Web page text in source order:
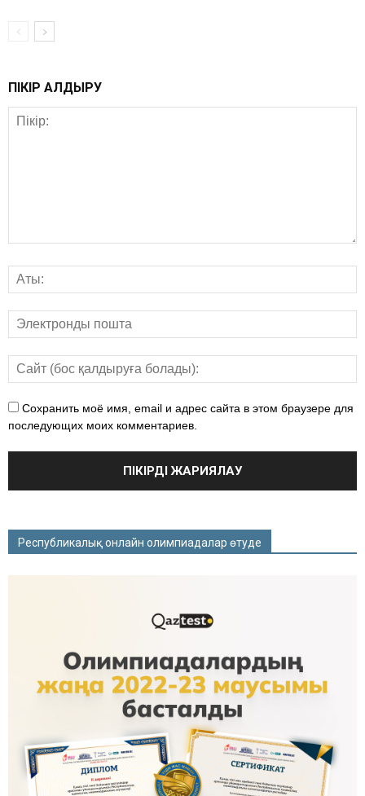
ПІКІР ҚАЛДЫРУ
Сохранить моё имя, email и адрес сайта в этом браузере для
последующих моих комментариев.
Республикалық онлайн олимпиадалар өтуде